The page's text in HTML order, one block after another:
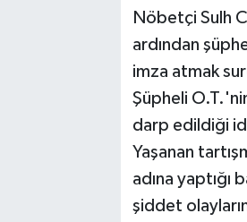
Nöbetçi Sulh
ardından
imza atmak
Şüpheli
darp edildiği
Yaşanan
adına yaptığı
şiddet